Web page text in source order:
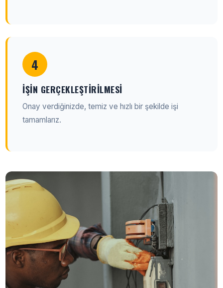
4
İŞIN GERÇEKLEŞTIRILMESI
Onay verdiğinizde, temiz ve hızlı bir şekilde işi
tamamlarız.